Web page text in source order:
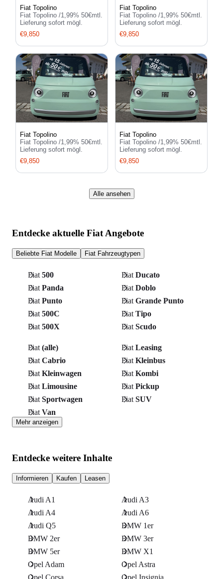
Fiat Topolino
Fiat Topolino /1,99% 50€mtl.
Lieferung sofort mögl.
€9,850
Fiat Topolino
Fiat Topolino /1,99% 50€mtl.
Lieferung sofort mögl.
€9,850
Fiat Topolino
Fiat Topolino /1,99% 50€mtl.
Lieferung sofort mögl.
€9,850
Fiat Topolino
Fiat Topolino /1,99% 50€mtl.
Lieferung sofort mögl.
€9,850
Alle ansehen
Entdecke aktuelle Fiat Angebote
Beliebte Fiat Modelle Fiat Fahrzeugtypen
Fiat 500 Fiat Ducato
Fiat Panda Fiat Doblo
Fiat Punto Fiat Grande Punto
Fiat 500C Fiat Tipo
Fiat 500X Fiat Scudo
Fiat (alle) Fiat Leasing
Fiat Cabrio Fiat Kleinbus
Fiat Kleinwagen Fiat Kombi
Fiat Limousine Fiat Pickup
Fiat Sportwagen Fiat SUV
Fiat Van
Mehr anzeigen
Entdecke weitere Inhalte
Informieren Kaufen Leasen
Audi A1
Audi A3
Audi A4
Audi A6
Audi Q5
BMW 1er
BMW 2er
BMW 3er
BMW 5er
BMW X1
Opel Adam
Opel Astra
Opel Corsa
Opel Insignia